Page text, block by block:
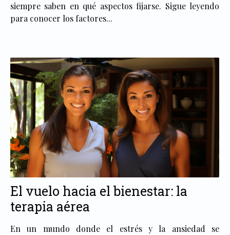
siempre saben en qué aspectos fijarse. Sigue leyendo
para conocer los factores...
El vuelo hacia el bienestar: la
terapia aérea
En un mundo donde el estrés y la ansiedad se